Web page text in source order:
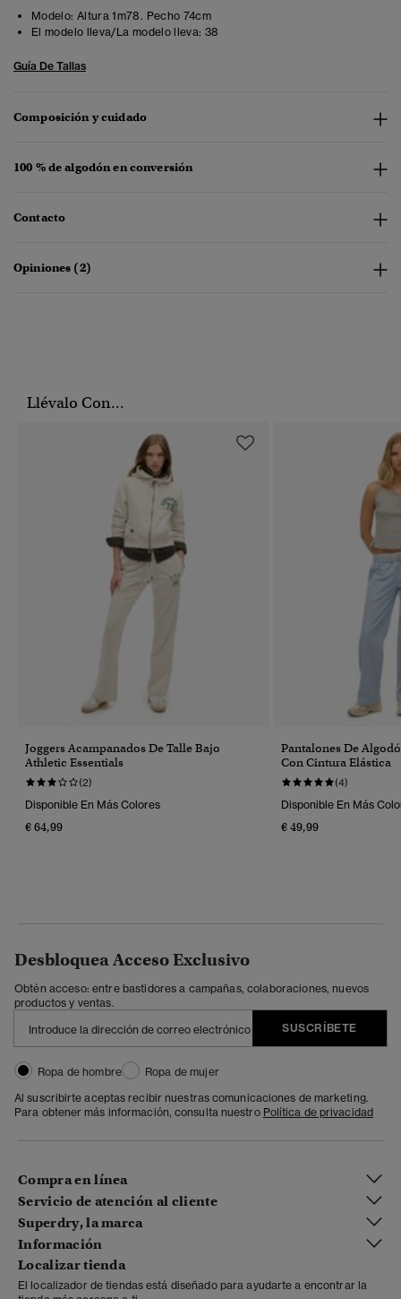
Modelo: Altura 1m78. Pecho 74cm
El modelo lleva/La modelo lleva: 38
Guía De Tallas
Composición y cuidado
100 % de algodón en conversión
Contacto
Opiniones (2)
Llévalo Con...
Joggers Acampanados De Talle Bajo
Athletic Essentials
(2)
Disponible En Más Colores
€ 64,99
Pantalones De
Con Cintura Elástica
(4)
Disponible En Más
€ 49,99
Desbloquea Acceso Exclusivo
Obtén acceso: entre bastidores a campañas, colaboraciones, nuevos
productos y ventas.
SUSCRÍBETE
Ropa de hombre
Ropa de mujer
Al suscribirte aceptas recibir nuestras comunicaciones de marketing.
Para obtener más información, consulta nuestro Política de privacidad
Compra en línea
Servicio de atención al cliente
Superdry, la marca
Información
Localizar tienda
El localizador de tiendas está diseñado para ayudarte a encontrar la